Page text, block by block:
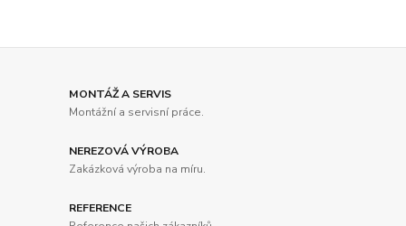
MONTÁŽ A SERVIS
Montážní a servisní práce.
NEREZOVÁ VÝROBA
Zakázková výroba na míru.
REFERENCE